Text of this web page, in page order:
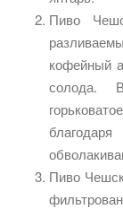
Пиво
кофейный
солода.
Пиво